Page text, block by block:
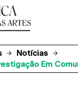
Notícias
Em